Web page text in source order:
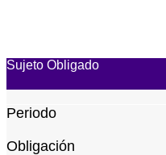
Sujeto Obligado
Periodo
Obligación